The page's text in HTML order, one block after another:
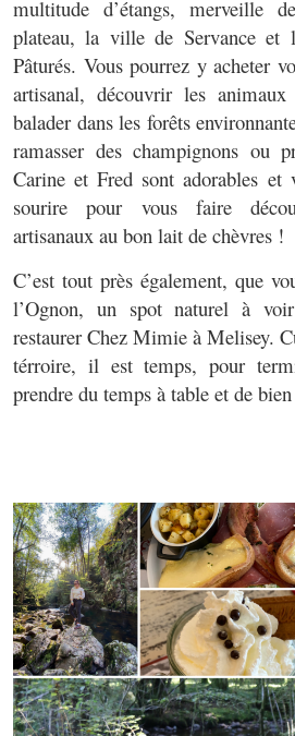
multitude d’étangs, merveille
plateau, la ville de Servance et
Pâturés. Vous pourrez y acheter
artisanal, découvrir les
balader dans les forêts
ramasser des champignons ou
Carine et Fred sont adorables et
sourire pour vous faire
artisanaux au bon lait de chèvres !
C’est tout près également, que
l’Ognon, un spot naturel à
restaurer Chez Mimie à Melisey.
térroire, il est temps, pour
prendre du temps à table et de